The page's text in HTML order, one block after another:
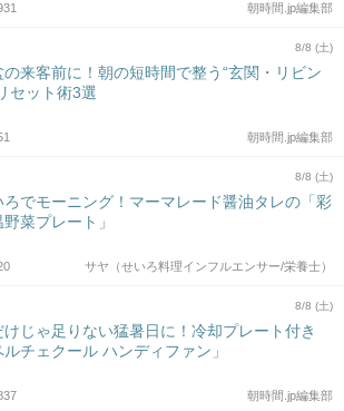
朝時間.jp編集部
8/8 (土)
の来客前に！朝の短時間で整う“玄関・リビン
セット術3選
朝時間.jp編集部
8/8 (土)
ろでモーニング！マーマレード醤油タレの「彩
野菜プレート」
サヤ（せいろ料理インフルエンサー/栄養士）
8/8 (土)
けじゃ足りない猛暑日に！冷却プレート付き
ルチェクール ハンディファン」
朝時間.jp編集部